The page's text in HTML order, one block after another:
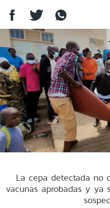
La cepa detectada no
vacunas aprobadas y ya